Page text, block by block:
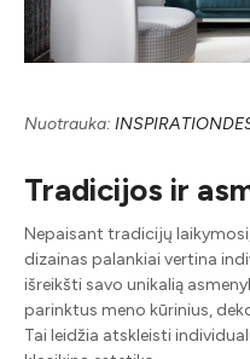
Nuotrauka:
Tradicijos ir
Nepaisant tradicijų
dizainas palankiai vertina
išreikšti savo unikalią
parinktus meno kūrinius,
Tai leidžia atskleisti